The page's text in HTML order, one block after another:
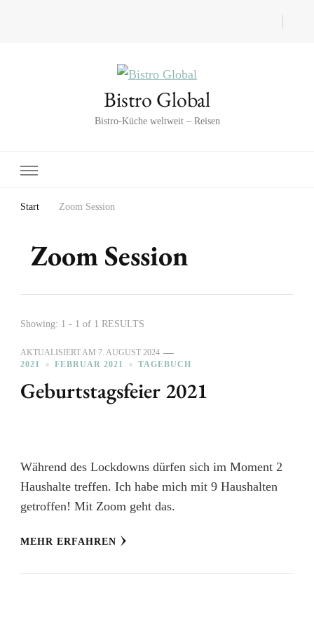
Bistro Global
Bistro-Küche weltweit – Reisen
Start Zoom Session
Zoom Session
Showing: 1 - 1 of 1 RESULTS
AKTUALISIERT AM 7. AUGUST 2024
2021
FEBRUAR 2021 TAGEBUCH
Geburtstagsfeier 2021
Während des Lockdowns dürfen sich im Moment 2
Haushalte treffen. Ich habe mich mit 9 Haushalten
getroffen! Mit Zoom geht das.
MEHR ERFAHREN